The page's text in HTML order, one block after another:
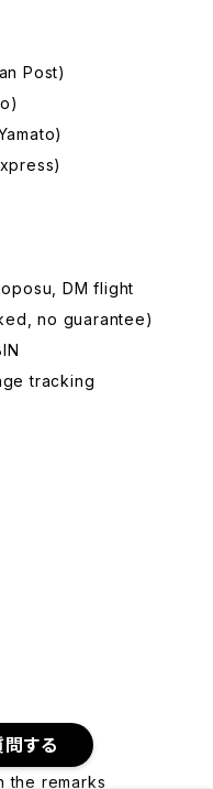
問する
Post)
DM flight
no guarantee)
tracking
the remarks